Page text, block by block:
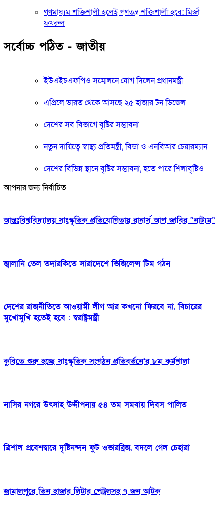
গণমাধ্যম শক্তিশালী হলেই গণতন্ত্র শক্তিশালী হবে: মির্জা
ফখরুল
সর্বোচ্চ পঠিত - জাতীয়
ইউএইচএফপিও সম্মেলনে যোগ দিলেন প্রধানমন্ত্রী
এপ্রিলে ভারত থেকে আসছে ২৫ হাজার টন ডিজেল
দেশের সব বিভাগে বৃষ্টির সম্ভাবনা
নতুন দায়িত্বে স্বাস্থ্য প্রতিমন্ত্রী, বিডা ও এনবিআর চেয়ারম্যান
দেশের বিভিন্ন স্থানে বৃষ্টির সম্ভাবনা, হতে পারে শিলাবৃষ্টিও
আপনার জন্য নির্বাচিত
আন্তঃবিশ্ববিদ্যালয় সাংস্কৃতিক প্রতিযোগিতায় রানার্স আপ জাবির “নাট্যম”
জ্বালানি তেল তদারকিতে সারাদেশে ভিজিলেন্স টিম গঠন
দেশের রাজনীতিতে আওয়ামী লীগ আর কখনো ফিরবে না, বিচারের
মুখোমুখি হতেই হবে : স্বরাষ্ট্রমন্ত্রী
কুবিতে শুরু হচ্ছে সাংস্কৃতিক সংগঠন প্রতিবর্তনে’র ৮ম কর্মশালা
নাসির নগরে উৎসাহ উদ্দীপনায় ৫৪ তম সমবায় দিবস পালিত
ত্রিশাল প্রবেশদ্বারে দৃষ্টিনন্দন ফুট ওভারব্রিজ, বদলে গেল চেহারা
জামালপুরে তিন হাজার লিটার পেট্রলসহ ৭ জন আটক